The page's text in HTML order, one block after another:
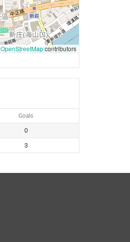
OpenStreetMapcontributors
Goals
0
3